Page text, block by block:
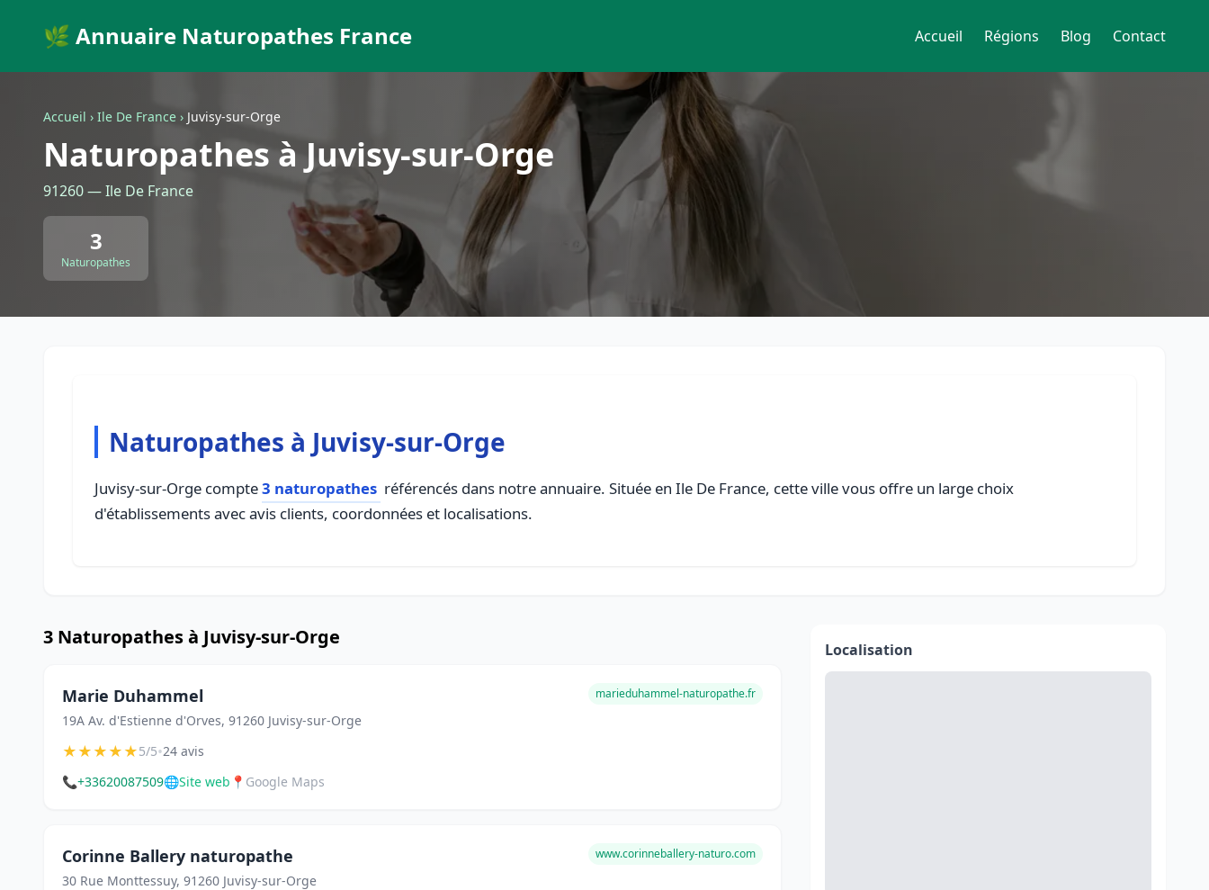
🌿 Annuaire Naturopathes France Accueil Régions Blog Contact
Accueil › Ile De France › Juvisy-sur-Orge
Naturopathes à Juvisy-sur-Orge
91260 — Ile De France
3
Naturopathes
Naturopathes à Juvisy-sur-Orge
Juvisy-sur-Orge compte3 naturopathes référencés dans notre annuaire. Située en Ile De France, cette ville vous offre un large choix
d'établissements avec avis clients, coordonnées et localisations.
3 Naturopathes à Juvisy-sur-Orge
Marie Duhammel
19A Av. d'Estienne d'Orves, 91260 Juvisy-sur-Orge
marieduhammel-naturopathe.fr
★★★★★5/5•24 avis
📞+33620087509🌐Site web 📍 Google Maps
Corinne Ballery naturopathe
30 Rue Monttessuy, 91260 Juvisy-sur-Orge
www.corinneballery-naturo.com
Localisation